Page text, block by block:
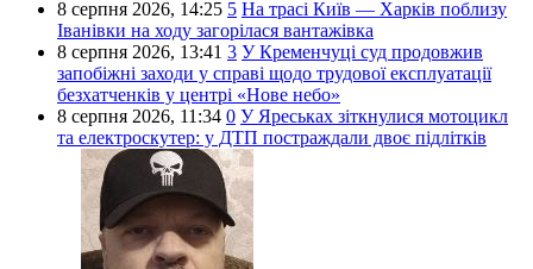
8 серпня 2026, 14:25 5 На трасі Київ — Харків поблизу
Іванівки на ходу загорілася вантажівка
8 серпня 2026, 13:41 3 У Кременчуці суд продовжив
запобіжні заходи у справі щодо трудової експлуатації
безхатченків у центрі «Нове небо»
8 серпня 2026, 11:34 0 У Яреськах зіткнулися мотоцикл
та електроскутер: у ДТП постраждали двоє підлітків